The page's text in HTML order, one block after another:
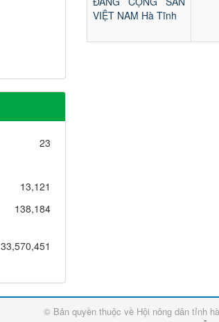
VIỆT NAM Hà Tĩnh
23
13,121
138,184
33,570,451
© Bản quyền thuộc về Hội nông dân tỉnh